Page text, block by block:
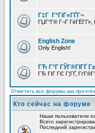
Г‡Г Г°ГіГ«ГҐГ¬
ГЏГ°Г® Г¬Г ГёГЁГ­Г»,
English Zone
Only English!
ГЋ Г°Г ГЎГ®ГІГҐ
ГЂ ГІГ ГЄ Г¦ГҐ,
Отметить все форумы как
Кто сейчас на форуме
Наши пользователи
Всего
Последний